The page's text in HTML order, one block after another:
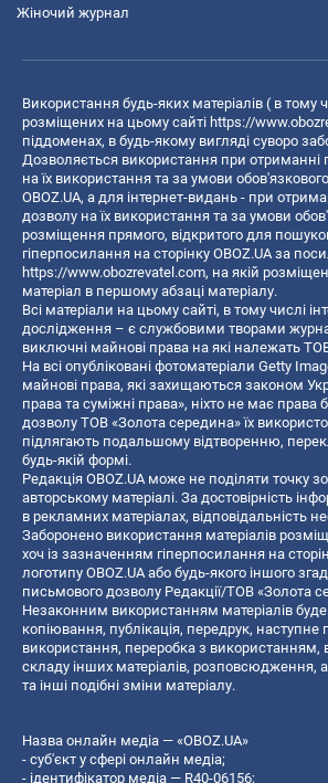
Жіночий журнал
Використання будь-яких матеріалів ( в тому
розміщених на цьому сайті https://
піддоменах, в будь-якому вигляді суворо
Дозволяється використання при отриманні
на їх використання та за умови
OBOZ.UA, а для інтернет-видань - при
дозволу на їх використання та за умови
розміщення прямого, відкритого для
гіперпосилання на сторінку OBOZ.UA за
https://www.obozrevatel.com, на якій
матеріал в першому абзаці матеріалу.
Всі матеріали на цьому сайті, в тому числі
дослідження – є службовими творами
виключні майнові права на які належать
На всі опубліковані фотоматеріали Getty
майнові права, які захищаються законом
права та суміжні права», ніхто не має права
дозволу ТОВ «Золота середина» їх
підлягають подальшому відтворенню,
будь-якій формі.
Редакція OBOZ.UA може не поділяти точку
авторському матеріалі. За достовірність
в рекламних матеріалах, відповідальність
Заборонено використання матеріалів
хоч із зазначенням гіперпосилання на
логотипу OBOZ.UA або будь-якого іншого
письмового дозволу Редакції/ТОВ «Золота
Незаконним використанням матеріалів
копiювання, публiкацiя, передрук, наступне
використання, переробка з
складу інших матеріалів, розповсюдження,
та інші подібні зміни матеріалу.
Назва онлайн медіа — «OBOZ.UA»
- суб'єкт у сфері онлайн медіа;
- ідентифікатор медіа — R40-06156;